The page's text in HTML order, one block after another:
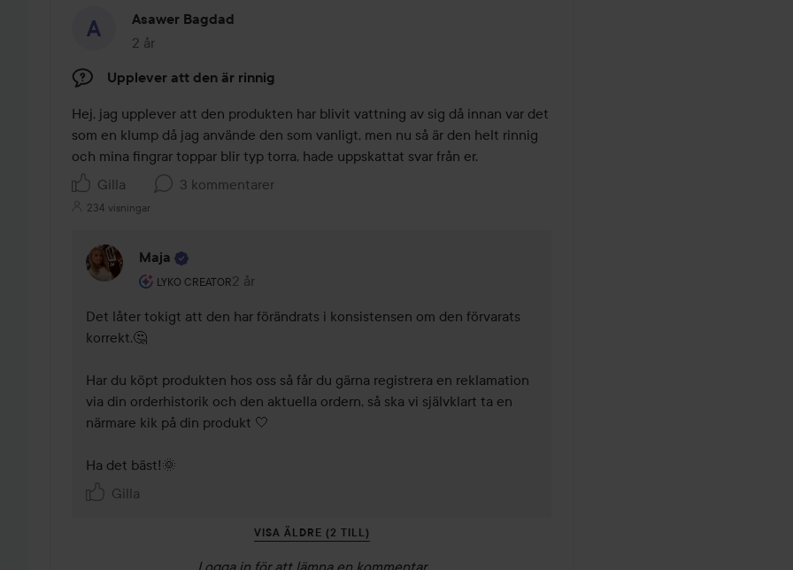
Asawer Bagdad
2 år
Inlägget skapades 2 år
Upplever att den är rinnig
Hej, jag upplever att den produkten har blivit vattning av sig då innan var det
som en klump då jag använde den som vanligt, men nu så är den helt rinnig
och mina fingrar toppar blir typ torra, hade uppskattat svar från er.
Gilla
3 kommentarer
234 visningar
Maja
LYKO CREATOR
Användarens roll: Lyko Creator.
2 år
Kommentaren lades 2 år
Det låter tokigt att den har förändrats i konsistensen om den förvarats
korrekt.🤔
Har du köpt produkten hos oss så får du gärna registrera en reklamation
via din orderhistorik och den aktuella ordern, så ska vi självklart ta en
närmare kik på din produkt 🤍
Ha det bäst!🌞
Gilla
VISA ÄLDRE (2 TILL)